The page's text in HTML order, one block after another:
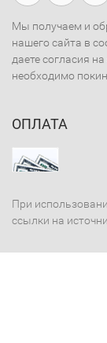
Мы получаем и
нашего сайта в
даете согласия
необходимо
ОПЛАТА
При
ссылки на